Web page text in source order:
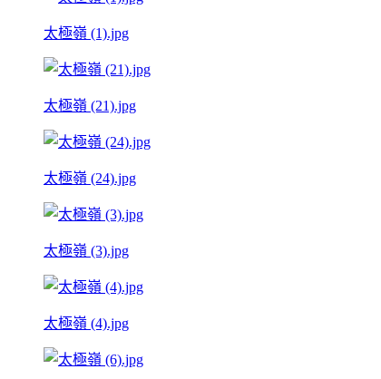
太極嶺 (1).jpg
太極嶺 (21).jpg
太極嶺 (24).jpg
太極嶺 (3).jpg
太極嶺 (4).jpg